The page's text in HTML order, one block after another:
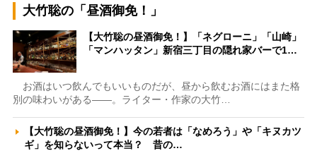
大竹聡の「昼酒御免！」
【大竹聡の昼酒御免！】「ネグローニ」「山崎」
「マンハッタン」新宿三丁目の隠れ家バーで1…
お酒はいつ飲んでもいいものだが、昼から飲むお酒にはまた格
別の味わいがある――。ライター・作家の大竹…
【大竹聡の昼酒御免！】今の若者は「なめろう」や「キヌカツ
ギ」を知らないって本当？ 昔の…